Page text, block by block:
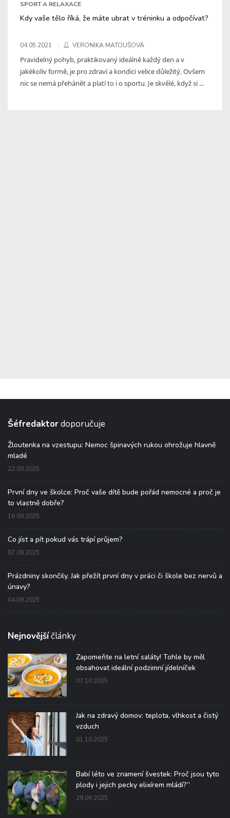
SPORT A RELAXACE
Kdy vaše tělo říká, že máte ubrat v tréninku a odpočívat?
04.05.2021 VERONIKA MATOUŠOVÁ
Pravidelný pohyb, praktikovaný ideálně každý den a v
jakékoliv formě, je pro zdraví a kondici velice důležitý. Ovšem
nic se nemá přehánět a platí to i o sportu. Je skvělé, když si ...
Šéfredaktordoporučuje
Žloutenka na vzestupu: Nemoc špinavých rukou ohrožuje hlavně
mladé
22.09.2025
První dny ve školce: Proč vaše dítě bude pořád nemocné a proč je
to vlastně dobře?
16.09.2025
Co jíst a pít pokud vás trápí průjem?
07.09.2025
Prázdniny skončily. Jak přežít první dny v práci či škole bez nervů a
únavy?
04.09.2025
Nejnovějšíčlánky
Zapomeňte na letní saláty! Tohle by měl
obsahovat ideální podzimní jídelníček
07.10.2025
Jak na zdravý domov: teplota, vlhkost a čistý
vzduch
01.10.2025
Babí léto ve znamení švestek: Proč jsou tyto
plody i jejich pecky elixírem mládí?“
29.09.2025